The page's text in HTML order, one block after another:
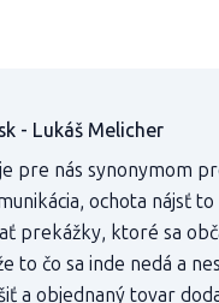
- Lukáš Melicher
pre nás synonymom
ochota nájsť
prekážky, ktoré sa
to čo sa inde nedá a
a objednaný tovar